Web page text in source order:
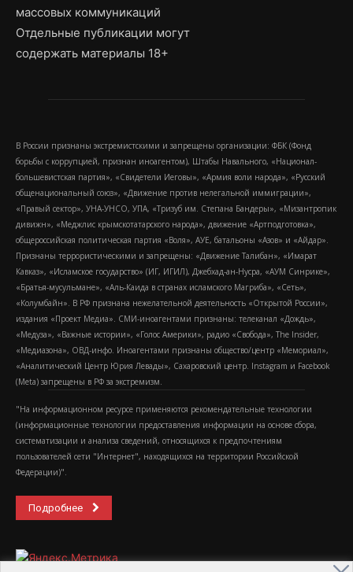
массовых коммуникаций
Отдельные публикации могут
содержать материалы 18+
В России признаны экстремистскими и запрещены организации: ФБК (Фонд
борьбы с коррупцией, признан иноагентом), Штабы Навального, «Национал-
большевистская партия», «Свидетели Иеговы», «Армия воли народа», «Русский
общенациональный союз», «Движение против нелегальной иммиграции»,
«Правый сектор», УНА-УНСО, УПА, «Тризуб им. Степана Бандеры», «Мизантропик
дивижн», «Меджлис крымскотатарского народа», движение «Артподготовка»,
общероссийская политическая партия «Воля», АУЕ, батальоны «Азов» и «Айдар».
Признаны террористическими и запрещены: «Движение Талибан», «Имарат
Кавказ», «Исламское государство» (ИГ, ИГИЛ), Джебхад-ан-Нусра, «АУМ Синрике»,
«Братья-мусульмане», «Аль-Каида в странах исламского Магриба», «Сеть»,
«Колумбайн». В РФ признана нежелательной деятельность «Открытой России»,
издания «Проект Медиа». СМИ-иноагентами признаны: телеканал «Дождь»,
«Медуза», «Важные истории», «Голос Америки», радио «Свобода», The Insider,
«Медиазона», ОВД-инфо. Иноагентами признаны общество/центр «Мемориал»,
«Аналитический Центр Юрия Левады», Сахаровский центр. Instagram и Facebook
(Metа) запрещены в РФ за экстремизм.
"На информационном ресурсе применяются рекомендательные технологии
(информационные технологии предоставления информации на основе сбора,
систематизации и анализа сведений, относящихся к предпочтениям
пользователей сети "Интернет", находящихся на территории Российской
Федерации)".
Подробнее